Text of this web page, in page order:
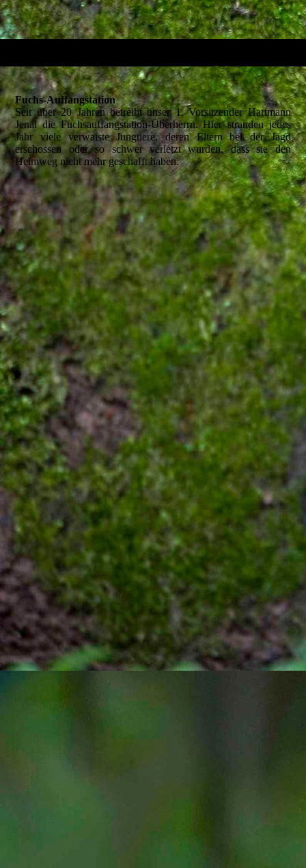
Fuchs-Auffangstation
Seit über 20 Jahren betreibt unser 1. Vorsitzender Hartmann
Jenal die Fuchsauffangstation-Überherrn. Hier stranden jedes
Jahr viele verwaiste Jungtiere, deren Eltern bei der Jagd
erschossen oder so schwer verletzt wurden, dass sie den
Heimweg nicht mehr geschafft haben.